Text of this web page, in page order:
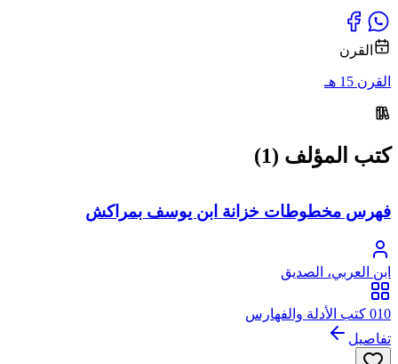
القرن
القرن 15 هـ
كتب المؤلف (1)
فهرس مخطوطات خزانة ابن يوسف بمراكش
ابن العربي، الصديق
010 كتب الأدلة والفهارس
تفاصيل